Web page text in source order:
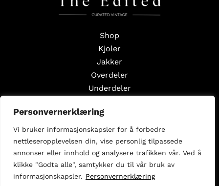
Personvernerklæring
Vi bruker informasjonskapsler for å forbedre
nettleseropplevelsen din, vise personlig tilpassede
annonser eller innhold og analysere trafikken vår. Ved å
klikke "Godta alle", samtykker du til vår bruk av
informasjonskapsler. Personvernerklæring
Shop
Kjoler
Jakker
Overdeler
Underdeler
Styling Edits
Guide Edits
Inspirasjon
Om oss
Selg med oss